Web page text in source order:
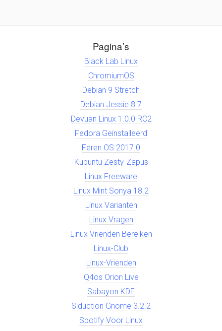
Pagina’s
Black Lab Linux
ChromiumOS
Debian 9 Stretch
Debian Jessie 8.7
Devuan Linux 1.0.0 RC2
Fedora Geïnstalleerd
Feren OS 2017.0
Kubuntu Zesty-Zapus
Linux Freeware
Linux Mint Sonya 18.2
Linux Varianten
Linux Vragen
Linux Vrienden Bereiken
Linux-Club
Linux-Vrienden
Q4os Orion Live
Sabayon KDE
Siduction Gnome 3.2.2
Spotify Voor Linux